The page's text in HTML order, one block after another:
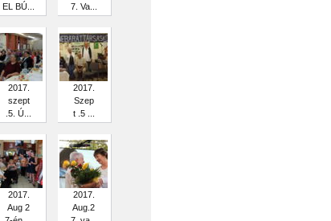
EL BÚ...
7. Va...
2017.
szept
.5. Ú...
2017.
Szep
t .5 ...
2017.
Aug 2
2017.
Aug.2